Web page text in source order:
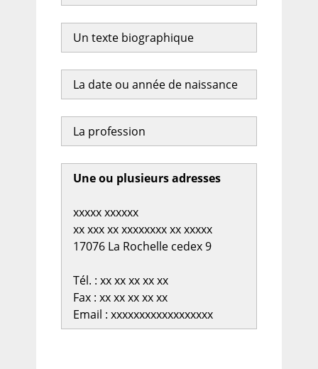
Un texte biographique
La date ou année de naissance
La profession
Une ou plusieurs adresses
xxxxx xxxxxx
xx xxx xx xxxxxxxx xx xxxxx
17076 La Rochelle cedex 9
Tél. : xx xx xx xx xx
Fax : xx xx xx xx xx
Email : xxxxxxxxxxxxxxxxxx